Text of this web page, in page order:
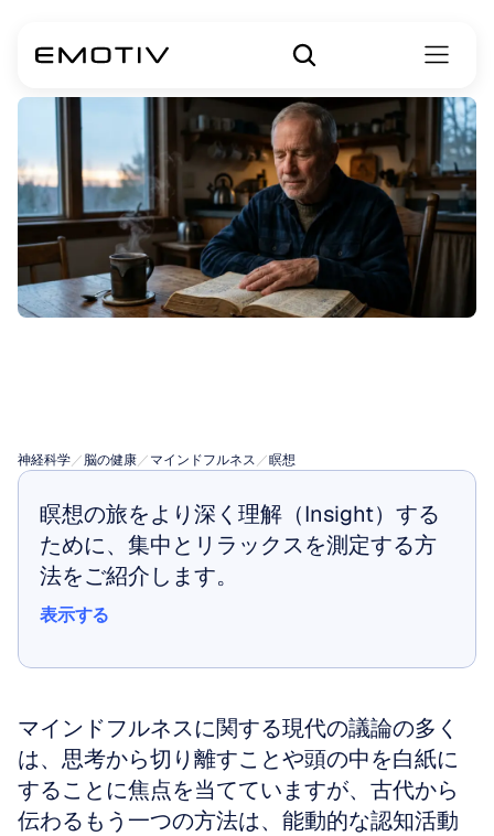
神経科学／脳の健康／マインドフルネス／瞑想
瞑想の旅をより深く理解（Insight）する
ために、集中とリラックスを測定する方
法をご紹介します。
表示する
マインドフルネスに関する現代の議論の多く
は、思考から切り離すことや頭の中を白紙に
することに焦点を当てていますが、古代から
伝わるもう一つの方法は、能動的な認知活動